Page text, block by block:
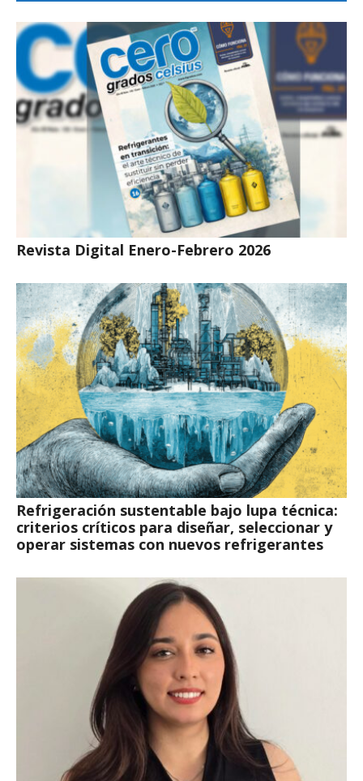
Revista Digital Enero-Febrero 2026
Refrigeración sustentable bajo lupa técnica:
criterios críticos para diseñar, seleccionar y
operar sistemas con nuevos refrigerantes